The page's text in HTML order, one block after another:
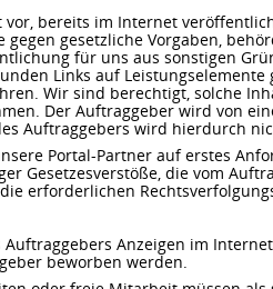
bereits im Internet
gesetzliche Vorgaben,
für uns aus sonstigen
Links auf
Wir sind berechtigt, solche
Der Auftraggeber wird von
Auftraggebers wird hierdurch
Portal-Partner auf erstes
Gesetzesverstöße, die vom
erforderlichen
Anzeigen im
beworben werden.